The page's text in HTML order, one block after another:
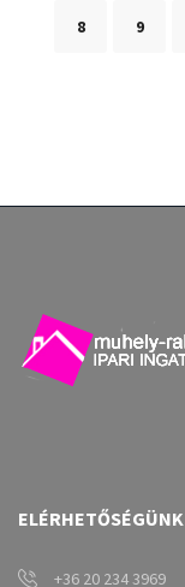
8 9
ELÉRHETŐSÉGÜNK
+36 20 234 3969